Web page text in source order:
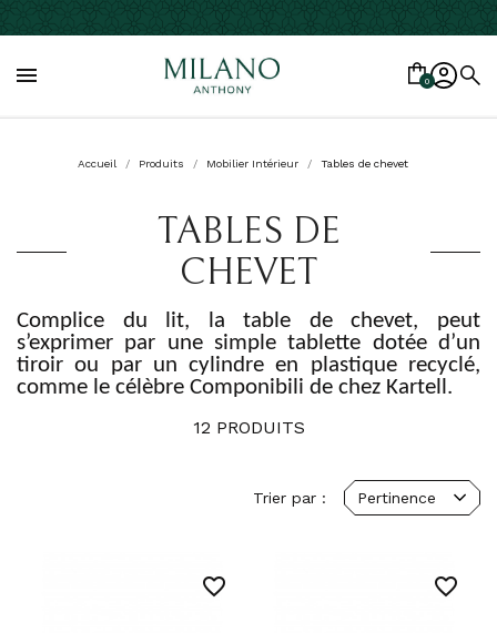
 0
Accueil Produits Mobilier Intérieur Tables de chevet
TABLES DE
CHEVET
Complice du lit, la table de chevet, peut
s’exprimer par une simple tablette dotée d’un
tiroir ou par un cylindre en plastique recyclé,
comme le célèbre Componibili de chez Kartell.
12 PRODUITS
Trier par : Pertinence
favorite_border favorite_border